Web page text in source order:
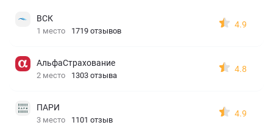
ВСК
1 место 1719 отзывов
4.9
АльфаСтрахование
2 место 1303 отзыва
4.8
ПАРИ
3 место 1101 отзыв
4.9